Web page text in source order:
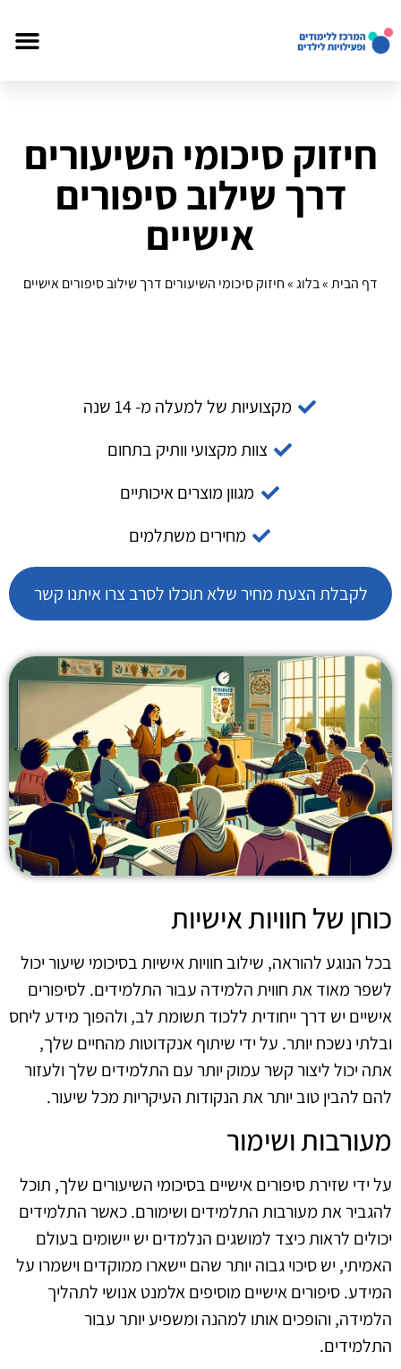
חיזוק סיכומי השיעורים
דרך שילוב סיפורים
אישיים
דף הבית»בלוג»חיזוק סיכומי השיעורים דרך שילוב סיפורים אישיים
מקצועיות של למעלה מ- 14 שנה
צוות מקצועי וותיק בתחום
מגוון מוצרים איכותיים
מחירים משתלמים
לקבלת הצעת מחיר שלא תוכלו לסרב צרו איתנו קשר
כוחן של חוויות אישיות
בכל הנוגע להוראה, שילוב חוויות אישיות בסיכומי שיעור יכול
לשפר מאוד את חווית הלמידה עבור התלמידים. לסיפורים
אישיים יש דרך ייחודית ללכוד תשומת לב, ולהפוך מידע ליחס
ובלתי נשכח יותר. על ידי שיתוף אנקדוטות מהחיים שלך,
אתה יכול ליצור קשר עמוק יותר עם התלמידים שלך ולעזור
להם להבין טוב יותר את הנקודות העיקריות מכל שיעור.
מעורבות ושימור
על ידי שזירת סיפורים אישיים בסיכומי השיעורים שלך, תוכל
להגביר את מעורבות התלמידים ושימורם. כאשר התלמידים
יכולים לראות כיצד למושגים הנלמדים יש יישומים בעולם
האמיתי, יש סיכוי גבוה יותר שהם יישארו ממוקדים וישמרו על
המידע. סיפורים אישיים מוסיפים אלמנט אנושי לתהליך
הלמידה, והופכים אותו למהנה ומשפיע יותר עבור
התלמידים.